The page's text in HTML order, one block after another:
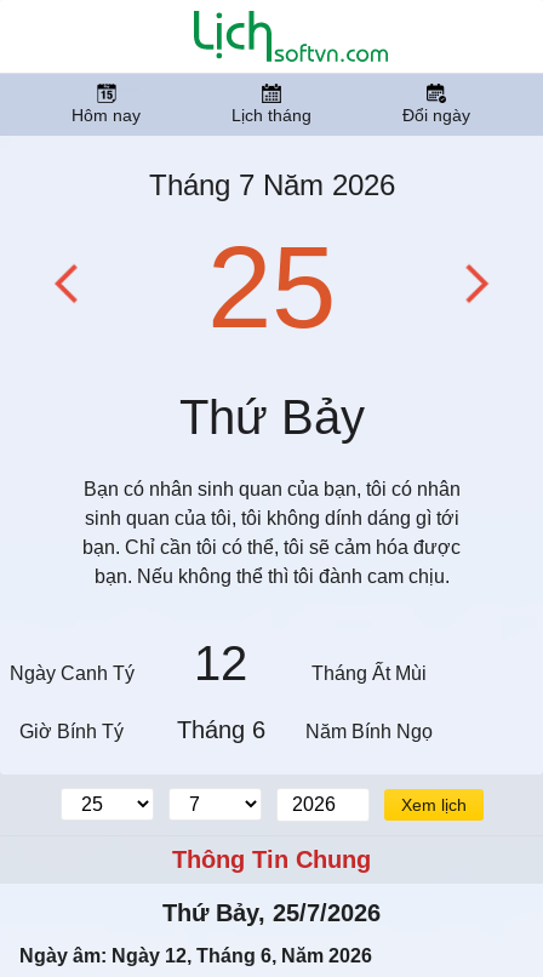
Hôm nay Lịch tháng Đổi ngày
Tháng 7 Năm 2026
25
Thứ Bảy
Bạn có nhân sinh quan của bạn, tôi có nhân
sinh quan của tôi, tôi không dính dáng gì tới
bạn. Chỉ cần tôi có thể, tôi sẽ cảm hóa được
bạn. Nếu không thể thì tôi đành cam chịu.
Ngày Canh Tý 12 Tháng Ất Mùi
Giờ Bính Tý Tháng 6 Năm Bính Ngọ
Xem lịch
Thông Tin Chung
Thứ Bảy, 25/7/2026
Ngày âm: Ngày 12, Tháng 6, Năm 2026